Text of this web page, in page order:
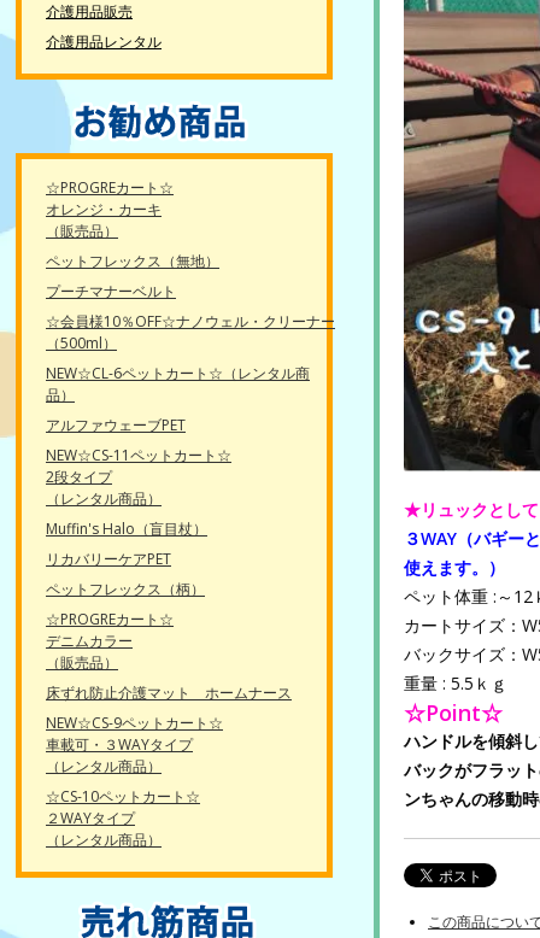
★リュックとし
３WAY（バギー
使えます。）
ペット体重 :～12
カートサイズ：
バックサイズ：
重量 : 5.5ｋｇ
☆Point☆
ハンドルを傾斜
バックがフラッ
ンちゃんの移動
この商品につい
介護用品販売
介護用品レンタル
☆PROGREカート☆
オレンジ・カーキ
（販売品）
ペットフレックス（無地）
プーチマナーベルト
☆会員様10％OFF☆ナノウェル・クリーナー
（500ml）
NEW☆CL-6ペットカート☆（レンタル商
品）
アルファウェーブPET
NEW☆CS-11ペットカート☆
2段タイプ
（レンタル商品）
Muffin's Halo（盲目杖）
リカバリーケアPET
ペットフレックス（柄）
☆PROGREカート☆
デニムカラー
（販売品）
床ずれ防止介護マット ホームナース
NEW☆CS-9ペットカート☆
車載可・３WAYタイプ
（レンタル商品）
☆CS-10ペットカート☆
２WAYタイプ
（レンタル商品）